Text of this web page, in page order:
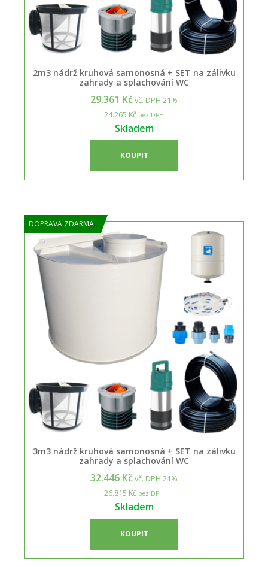
2m3 nádrž kruhová samonosná + SET na zálivku
zahrady a splachování WC
29.361 Kčvč. DPH 21%
24.265 Kč bez DPH
Skladem
KOUPIT
DOPRAVA ZDARMA
3m3 nádrž kruhová samonosná + SET na zálivku
zahrady a splachování WC
32.446 Kčvč. DPH 21%
26.815 Kč bez DPH
Skladem
KOUPIT